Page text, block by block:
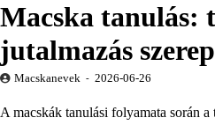
Macska tanulás:
jutalmazás
Macskanevek 2026-06-26
A macskák tanulási folyamata során a